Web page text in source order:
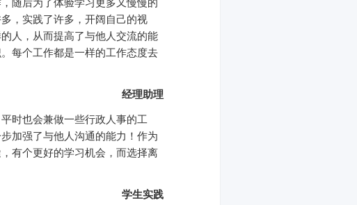
，实践了许多，开阔自己的视
人，从而提高了与他人交流的能
每个工作都是一样的工作态度去
经理助理
时也会兼做一些行政人事的工
加强了与他人沟通的能力！作为
有个更好的学习机会，而选择离
学生实践